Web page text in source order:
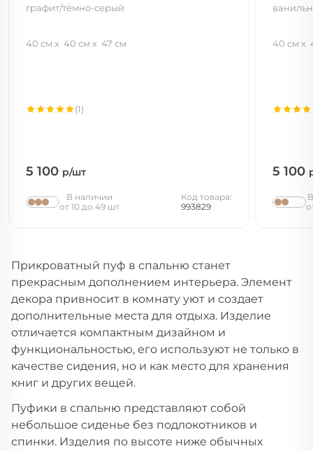
графит/тёмно-серый
40 см 40 см 47 см
5 100 р/шт
(1)
В наличии
от 10 до 49 шт
Код товара:
993829
40 см
5 100
Прикроватный пуф в спальню станет
прекрасным дополнением интерьера. Элемент
декора привносит в комнату уют и создает
дополнительные места для отдыха. Изделие
отличается компактным дизайном и
функциональностью, его используют не только в
качестве сидения, но и как место для хранения
книг и других вещей.
Пуфики в спальню представляют собой
небольшое сиденье без подлокотников и
спинки. Изделия по высоте ниже обычных